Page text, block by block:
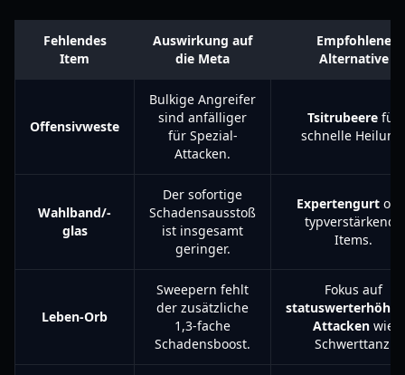
Fehlendes
Item
Auswirkung auf
die Meta
Empfohlene
Alternative
Offensivweste
Bulkige Angreifer
sind anfälliger
für Spezial-
Attacken.
Tsitrubeere für
schnelle
Wahlband/-
glas
Der sofortige
Schadensausstoß
ist insgesamt
geringer.
Expertengurt
typverstärkende
Items.
Leben-Orb
Sweepern fehlt
der zusätzliche
1,3-fache
Schadensboost.
Fokus auf
Attacken wie
Schwerttanz.